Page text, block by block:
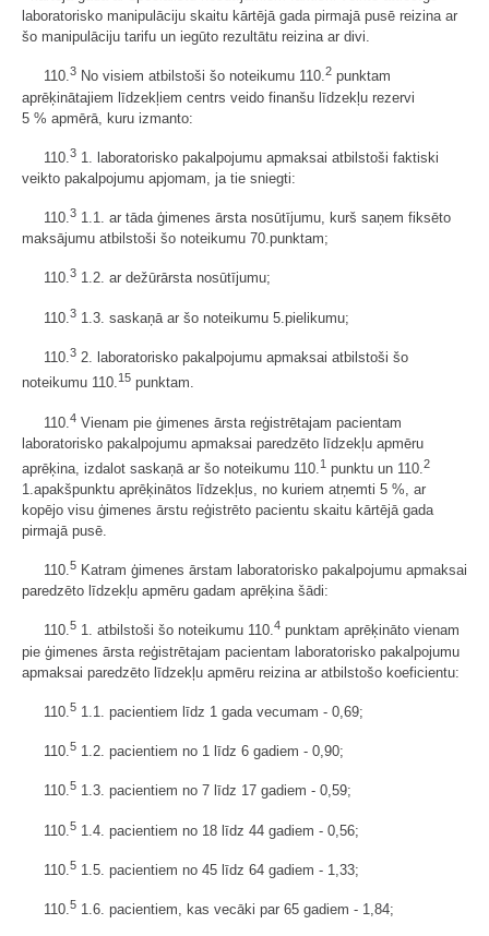
laboratorisko manipulāciju skaitu kārtējā gada pirmajā pusē reizina ar
šo manipulāciju tarifu un iegūto rezultātu reizina ar divi.
110.3 No visiem atbilstoši šo noteikumu 110.2 punktam
aprēķinātajiem līdzekļiem centrs veido finanšu līdzekļu rezervi
5 % apmērā, kuru izmanto:
110. 3 1. laboratorisko pakalpojumu apmaksai atbilstoši faktiski
veikto pakalpojumu apjomam, ja tie sniegti:
110.3 1.1. ar tāda ģimenes ārsta nosūtījumu, kurš saņem fiksēto
maksājumu atbilstoši šo noteikumu 70.punktam;
110.3 1.2. ar dežūrārsta nosūtījumu;
110. 3 1.3. saskaņā ar šo noteikumu 5.pielikumu;
110.3 2. laboratorisko pakalpojumu apmaksai atbilstoši šo
noteikumu 110.15 punktam.
110. 4 Vienam pie ģimenes ārsta reģistrētajam pacientam
laboratorisko pakalpojumu apmaksai paredzēto līdzekļu apmēru
aprēķina, izdalot saskaņā ar šo noteikumu 110.1 punktu un 110.2
1.apakšpunktu aprēķinātos līdzekļus, no kuriem atņemti 5 %, ar
kopējo visu ģimenes ārstu reģistrēto pacientu skaitu kārtējā gada
pirmajā pusē.
110.5 Katram ģimenes ārstam laboratorisko pakalpojumu apmaksai
paredzēto līdzekļu apmēru gadam aprēķina šādi:
110.5 1. atbilstoši šo noteikumu 110.4 punktam aprēķināto vienam
pie ģimenes ārsta reģistrētajam pacientam laboratorisko pakalpojumu
apmaksai paredzēto līdzekļu apmēru reizina ar atbilstošo koeficientu:
110.5 1.1. pacientiem līdz 1 gada vecumam - 0,69;
110.5 1.2. pacientiem no 1 līdz 6 gadiem - 0,90;
110.5 1.3. pacientiem no 7 līdz 17 gadiem - 0,59;
110.5 1.4. pacientiem no 18 līdz 44 gadiem - 0,56;
110.5 1.5. pacientiem no 45 līdz 64 gadiem - 1,33;
110.5 1.6. pacientiem, kas vecāki par 65 gadiem - 1,84;